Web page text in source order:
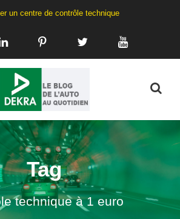
un centre de contrôle technique
Tag
technique à 1 euro